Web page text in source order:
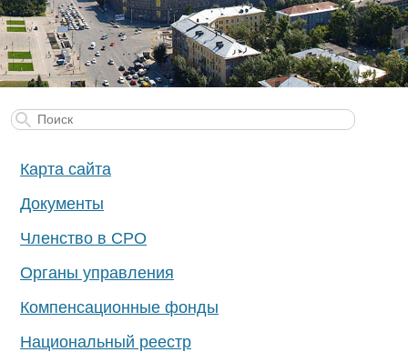
Карта сайта
Документы
Членство в СРО
Органы управления
Компенсационные фонды
Национальный реестр